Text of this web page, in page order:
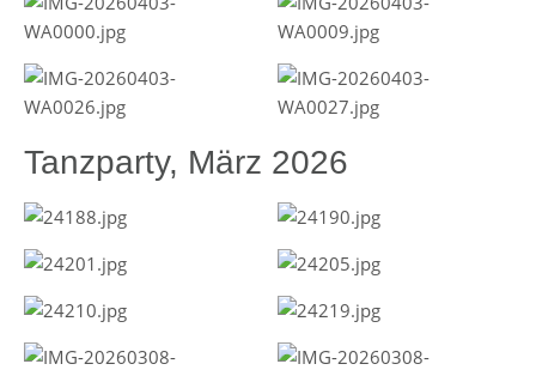
Tanzparty, März 2026